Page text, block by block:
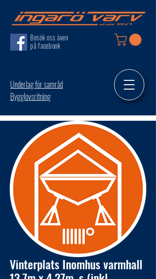
Besök oss även
på facebook
Underlag för samråd
Bygglovsritning
Vinterplats Inomhus varmhall